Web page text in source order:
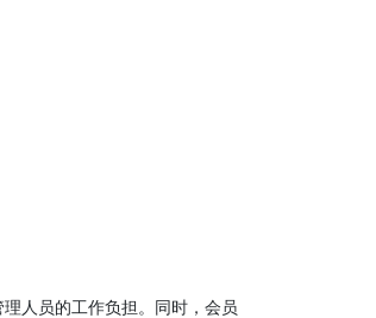
人员的工作负担。同时，会员